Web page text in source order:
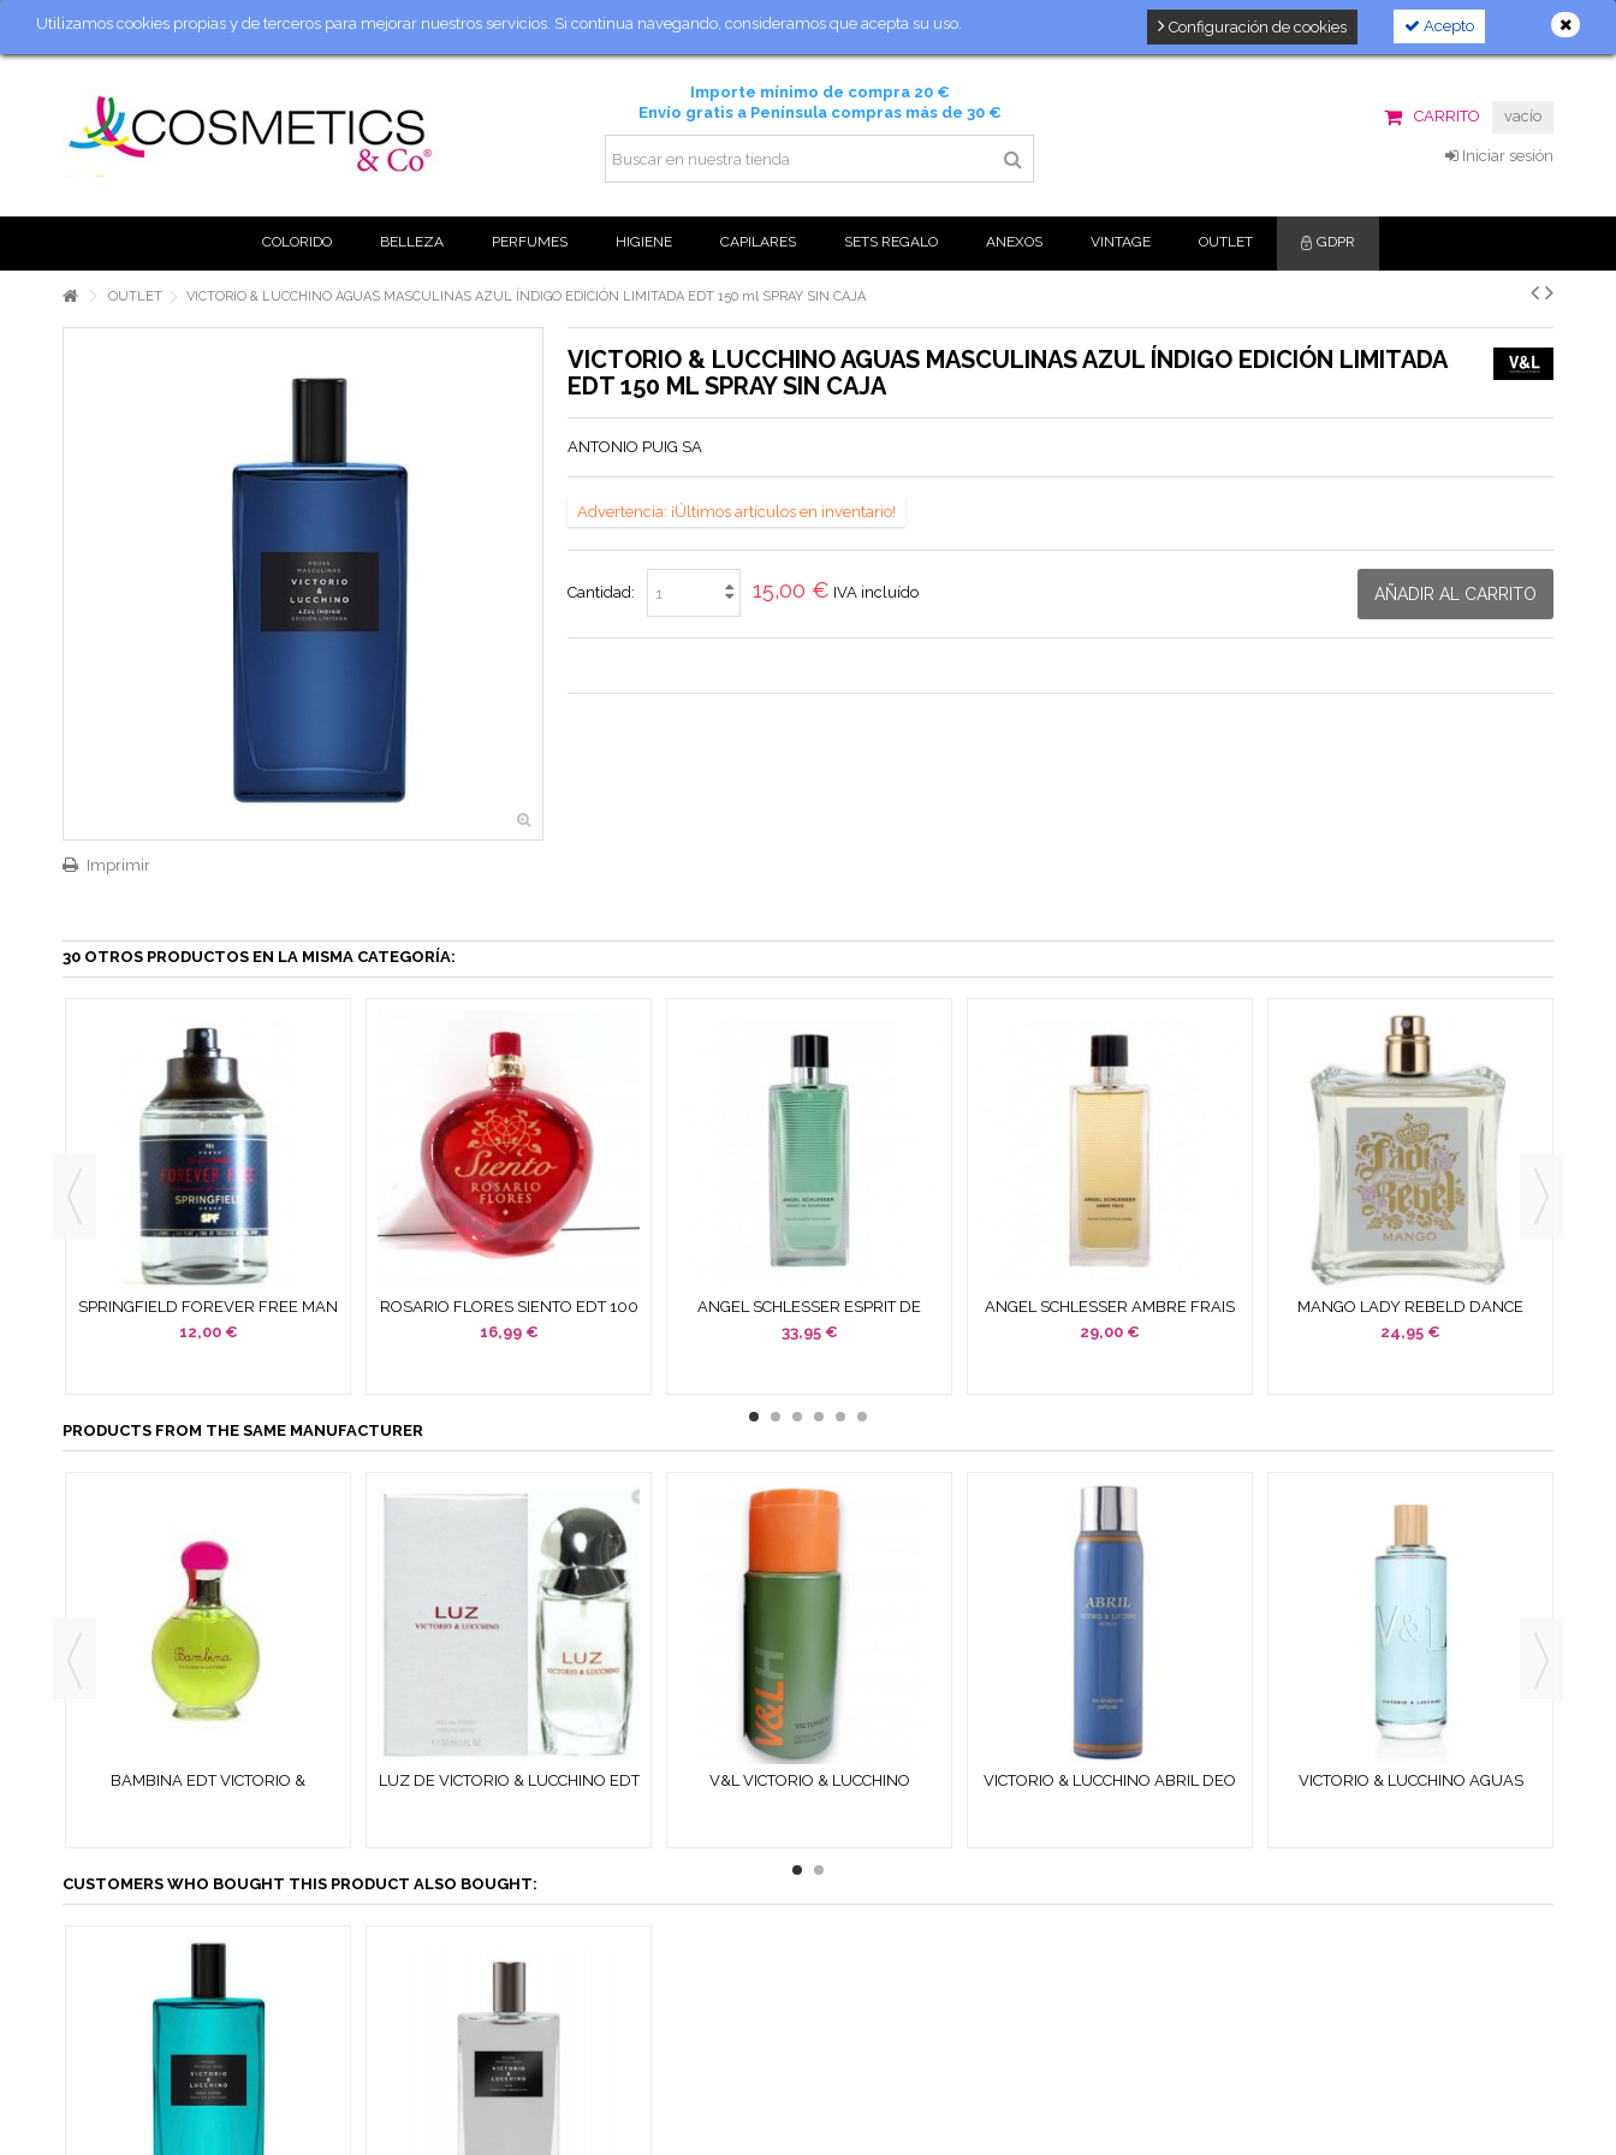
Utilizamos cookies propias y de terceros para mejorar nuestros servicios. Si continua navegando, consideramos que acepta su uso. Acepto
Configuración de cookies
Importe mínimo de compra 20 €
Envío gratis a Península compras más de 30 €
CARRITO vacío
Iniciar sesión
COLORIDO BELLEZA PERFUMES HIGIENE CAPILARES SETS REGALO ANEXOS VINTAGE OUTLET GDPR
OUTLET VICTORIO & LUCCHINO AGUAS MASCULINAS AZUL ÍNDIGO EDICIÓN LIMITADA EDT 150 ml SPRAY SIN CAJA
Imprimir
VICTORIO & LUCCHINO AGUAS MASCULINAS AZUL ÍNDIGO EDICIÓN LIMITADA
EDT 150 ML SPRAY SIN CAJA
ANTONIO PUIG SA
Advertencia: ¡Últimos artículos en inventario!
AÑADIR AL CARRITO
Cantidad: 15,00 € IVA incluído
30 OTROS PRODUCTOS EN LA MISMA CATEGORÍA:
SPRINGFIELD FOREVER FREE MAN
EDT 100 ML SPRAY SIN CAJA NI...
12,00 €
ROSARIO FLORES SIENTO EDT 100
ML SPRAY SIN CAJA SIN...
16,99 €
ANGEL SCHLESSER ESPRIT DE
GINGEMBRE EDT 100 ML SPRAY
33,95 €
ANGEL SCHLESSER AMBRE FRAIS
POUR HOMME EDT 100 ML SPRAY...
29,00 €
MANGO LADY REBELD DANCE
QUEEN EDT 100 ML SPRAY SIN
24,95 €
PRODUCTS FROM THE SAME MANUFACTURER
BAMBINA EDT VICTORIO &
LUZ DE VICTORIO & LUCCHINO EDT
V&L VICTORIO & LUCCHINO
VICTORIO & LUCCHINO ABRIL DEO
VICTORIO & LUCCHINO AGUAS
CUSTOMERS WHO BOUGHT THIS PRODUCT ALSO BOUGHT: